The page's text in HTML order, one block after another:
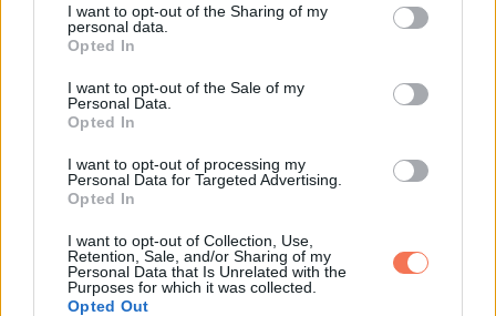
not limited to your visit or usage behaviour. You may click to
grant or deny consent to Google and its third-party tags to
use your data for below specified purposes in below Google
consent section.
I want to opt-out of the Sharing of my
personal data.
Opted In
I want to opt-out of the Sale of my
Personal Data.
Opted In
I want to opt-out of processing my
Personal Data for Targeted Advertising.
Opted In
I want to opt-out of Collection, Use,
Retention, Sale, and/or Sharing of my
Personal Data that Is Unrelated with the
Purposes for which it was collected.
Opted Out
KÖVETKEZŐ POSZT
Október 17-én a Telihold a Kosban és a
Van, aminek mennie kell, miközben
További bejegyzések